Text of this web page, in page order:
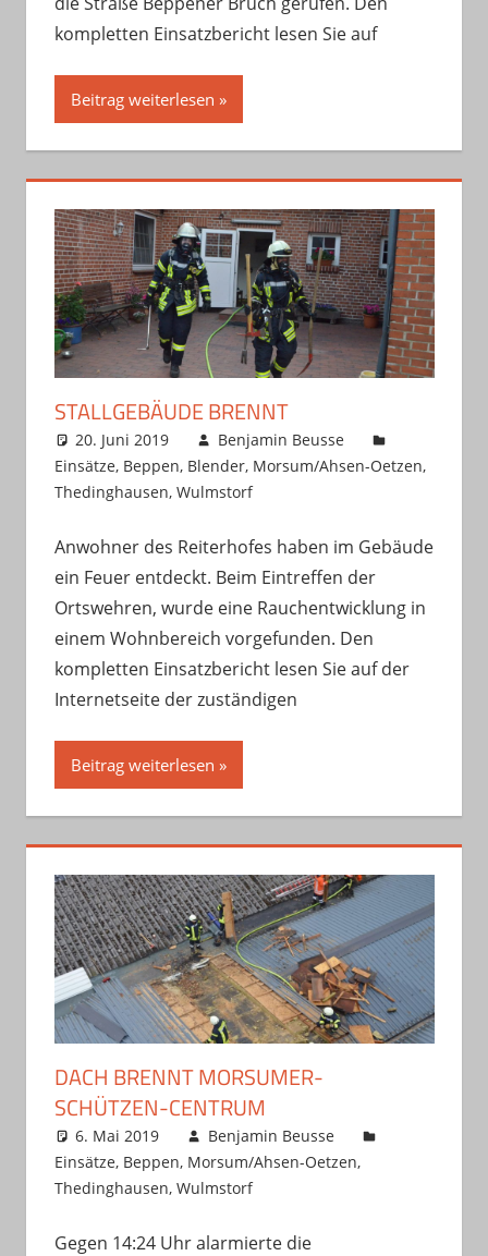
kompletten Einsatzbericht lesen Sie auf
Beitrag weiterlesen
STALLGEBÄUDE BRENNT
20. Juni 2019
Benjamin Beusse
Einsätze, Beppen, Blender, Morsum/Ahsen-Oetzen,
Thedinghausen, Wulmstorf
Anwohner des Reiterhofes haben im Gebäude
ein Feuer entdeckt. Beim Eintreffen der
Ortswehren, wurde eine Rauchentwicklung in
einem Wohnbereich vorgefunden. Den
kompletten Einsatzbericht lesen Sie auf der
Internetseite der zuständigen
Beitrag weiterlesen
DACH BRENNT MORSUMER-
SCHÜTZEN-CENTRUM
6. Mai 2019
Benjamin Beusse
Einsätze, Beppen, Morsum/Ahsen-Oetzen,
Thedinghausen, Wulmstorf
Gegen 14:24 Uhr alarmierte die